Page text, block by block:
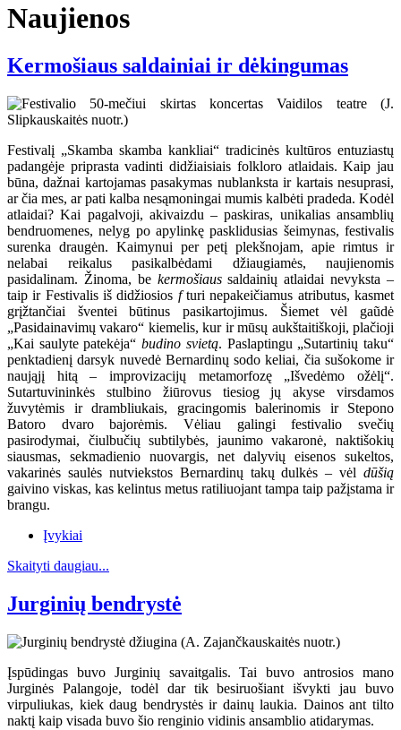
Naujienos
Kermošiaus saldainiai ir dėkingumas
Festivalį „Skamba skamba kankliai“ tradicinės kultūros entuziastų
padangėje priprasta vadinti didžiaisiais folkloro atlaidais. Kaip jau
būna, dažnai kartojamas pasakymas nublanksta ir kartais nesuprasi,
ar čia mes, ar pati kalba nesąmoningai mumis kalbėti pradeda. Kodėl
atlaidai? Kai pagalvoji, akivaizdu – paskiras, unikalias ansamblių
bendruomenes, nelyg po apylinkę pasklidusias šeimynas, festivalis
surenka draugėn. Kaimynui per petį plekšnojam, apie rimtus ir
nelabai reikalus pasikalbėdami džiaugiamės, naujienomis
pasidalinam. Žinoma, be kermošiaussaldainių atlaidai nevyksta –
taip ir Festivalis iš didžiosios fturi nepakeičiamus atributus, kasmet
grįžtančiai šventei būtinus pasikartojimus. Šiemet vėl gaũdė
„Pasidainavimų vakaro“ kiemelis, kur ir mūsų aukštaitiškoji, plačioji
„Kai saulyte patekėja“budino svietą. Paslaptingu „Sutartinių taku“
penktadienį darsyk nuvedė Bernardinų sodo keliai, čia sušokome ir
naująjį hitą – improvizacijų metamorfozę „Išvedėmo ožėlį“.
Sutartuvininkės stulbino žiūrovus tiesiog jų akyse virsdamos
žuvytėmis ir drambliukais, gracingomis balerinomis ir Stepono
Batoro dvaro bajorėmis. Vėliau galingi festivalio svečių
pasirodymai, čiulbučių subtilybės, jaunimo vakaronė, naktišokių
siausmas, sekmadienio nuovargis, net dalyvių eisenos sukeltos,
vakarinės saulės nutviekstos Bernardinų takų dulkės – vėl dūšią
gaivino viskas, kas kelintus metus ratiliuojant tampa taip pažįstama ir
brangu.
Įvykiai
Skaityti daugiau...
Jurginių bendrystė
Įspūdingas buvo Jurginių savaitgalis. Tai buvo antrosios mano
Jurginės Palangoje, todėl dar tik besiruošiant išvykti jau buvo
virpuliukas, kiek daug bendrystės ir dainų laukia. Dainos ant tilto
naktį kaip visada buvo šio renginio vidinis ansamblio atidarymas.